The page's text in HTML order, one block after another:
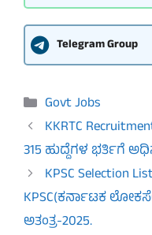
Telegram Group
Categories
Govt Jobs
KKRTC
315 ಹುದ್ದೆಗಳ ಭರ್ತಿಗೆ
KPSC Selection
KPSC(ಕರ್ನಾಟಕ
ಅತಂತ್ರ-2025.